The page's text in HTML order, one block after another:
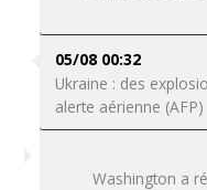
05/08 00:32
Ukraine : des
alerte aérienne (AFP)
Washington a